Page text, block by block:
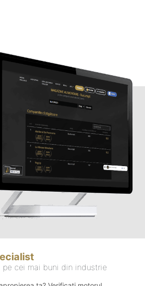
pe cei mai buni din industrie